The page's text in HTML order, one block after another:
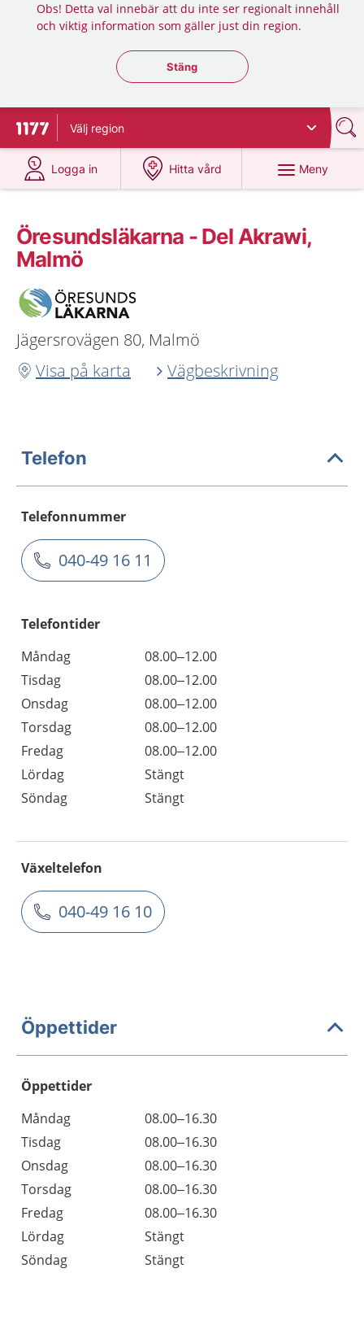
Obs! Detta val innebär att du inte ser regionalt innehåll
och viktig information som gäller just din region.
Stäng regionsväljaren
Stäng
Till startsidan för 1177
Välj region
Logga in
på 1177.se
Hitta vård
på 1177.se
Meny
Öresundsläkarna - Del Akrawi,
Malmö
Jägersrovägen 80, Malmö
Visa på karta
Vägbeskrivning
Telefon
Telefonnummer
040-49 16 11
Telefontider
Måndag
08.00–12.00
Tisdag
08.00–12.00
Onsdag
08.00–12.00
Torsdag
08.00–12.00
Fredag
08.00–12.00
Lördag
Stängt
Söndag
Stängt
Växeltelefon
040-49 16 10
Öppettider
Öppettider
Dag
Öppettider
Kommentarer
Måndag
08.00–16.30
Tisdag
08.00–16.30
Onsdag
08.00–16.30
Torsdag
08.00–16.30
Fredag
08.00–16.30
Lördag
Stängt
Söndag
Stängt